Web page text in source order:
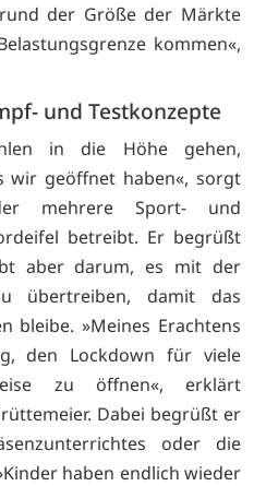
der Größe der Märkte
kommen«,
und Testkonzepte
in die Höhe gehen,
wir geöffnet haben«, sorgt
mehrere Sport- und
betreibt. Er begrüßt
aber darum, es mit der
übertreiben, damit das
bleibe. »Meines Erachtens
den Lockdown für viele
zu öffnen«, erklärt
Dabei begrüßt er
oder die
haben endlich wieder